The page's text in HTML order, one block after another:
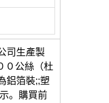
司生產製
０公絲（杜
鋁箔裝;;塑
。購買前